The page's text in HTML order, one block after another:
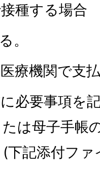
種する場合
。
療機関で支
必要事項を
は母子手帳
下記添付ファ